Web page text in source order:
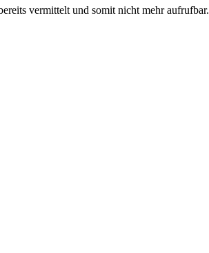
vermittelt und somit nicht mehr aufrufbar.